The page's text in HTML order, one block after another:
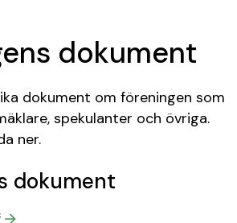
dokument
dokument om föreningen som
spekulanter och övriga.
ner.
dokument